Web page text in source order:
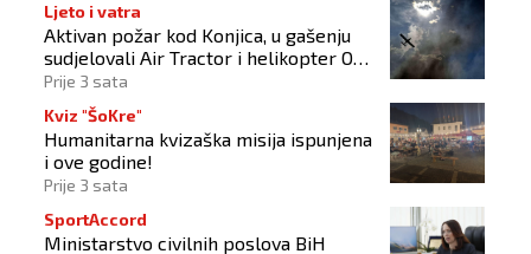
Ljeto i vatra
Aktivan požar kod Konjica, u gašenju
sudjelovali Air Tractor i helikopter OS-
a BiH
Prije 3 sata
Kviz "ŠoKre"
Humanitarna kvizaška misija ispunjena
i ove godine!
Prije 3 sata
SportAccord
Ministarstvo civilnih poslova BiH